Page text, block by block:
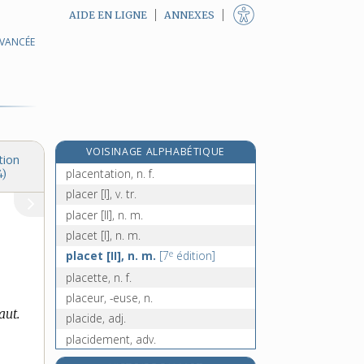
AIDE EN LIGNE ANNEXES
VOISINAGE ALPHABÉTIQUE
placentaire, adj. et n. m.
placentation, n. f.
placer [I], v. tr.
placer [II], n. m.
placet [I], n. m.
placet [II], n. m. [7e édition]
placette, n. f.
placeur, -euse, n.
placide, adj.
placidement, adv.
placidité, n. f.